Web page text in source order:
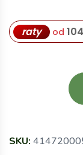
raty od
SKU: